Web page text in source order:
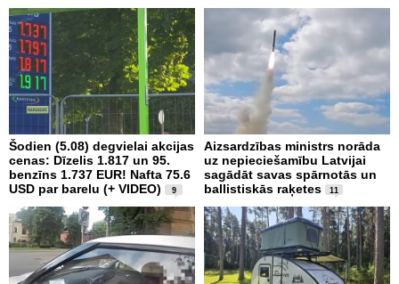
Šodien (5.08) degvielai akcijas
cenas: Dīzelis 1.817 un 95.
benzīns 1.737 EUR! Nafta 75.6
USD par barelu (+ VIDEO)
9
Aizsardzības ministrs norāda
uz nepieciešamību Latvijai
sagādāt savas spārnotās un
ballistiskās raķetes
11